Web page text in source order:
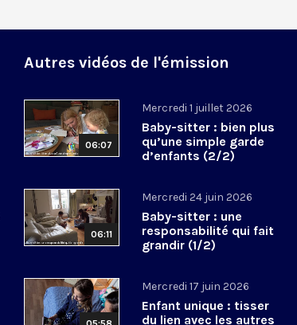
Autres vidéos de l'émission
06:07
Mercredi 1 juillet 2026
Baby-sitter : bien plus
qu’une simple garde
d’enfants (2/2)
06:11
Mercredi 24 juin 2026
Baby-sitter : une
responsabilité qui fait
grandir (1/2)
Mercredi 17 juin 2026
Enfant unique : tisser
du lien avec les autres